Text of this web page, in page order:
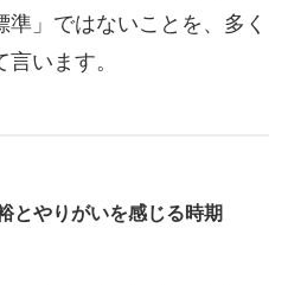
」ではないことを、多く
います。
とやりがいを感じる時期